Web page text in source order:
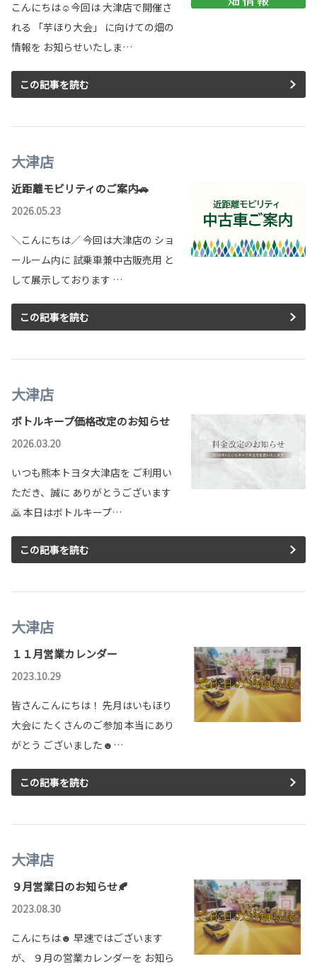
こんにちは☺今回は 大津店で開催さ
れる 「芋ほり大会」 に向けての畑の
情報を お知らせいたしま…
この記事を読む
大津店
近距離モビリティのご案内🚗
2026.05.23
＼こんにちは／ 今回は大津店の ショ
ールーム内に 試乗車兼中古販売用 と
して展示しております …
この記事を読む
大津店
ボトルキープ価格改定のお知らせ
2026.03.20
いつも熊本トヨタ大津店を ご利用い
ただき、誠に ありがとうございます
🙇 本日はボトルキープ…
この記事を読む
大津店
１１月営業カレンダー
2023.10.29
皆さんこんにちは！ 先月はいもほり
大会に たくさんのご参加 本当にあり
がとう ございました☻…
この記事を読む
大津店
９月営業日のお知らせ🍂
2023.08.30
こんにちは☻ 早速ではございます
が、 ９月の営業カレンダーを お知ら